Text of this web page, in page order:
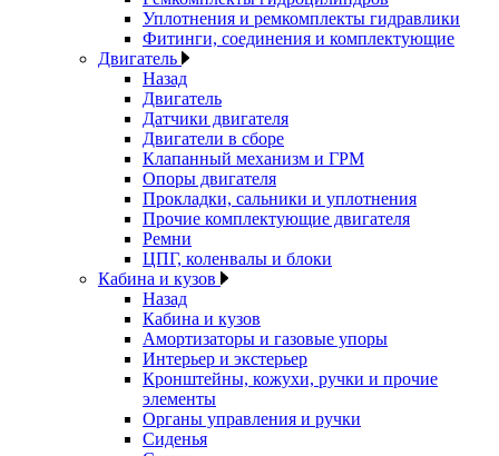
Уплотнения и ремкомплекты гидравлики
Фитинги, соединения и комплектующие
Двигатель
Назад
Двигатель
Датчики двигателя
Двигатели в сборе
Клапанный механизм и ГРМ
Опоры двигателя
Прокладки, сальники и уплотнения
Прочие комплектующие двигателя
Ремни
ЦПГ, коленвалы и блоки
Кабина и кузов
Назад
Кабина и кузов
Амортизаторы и газовые упоры
Интерьер и экстерьер
Кронштейны, кожухи, ручки и прочие
элементы
Органы управления и ручки
Сиденья